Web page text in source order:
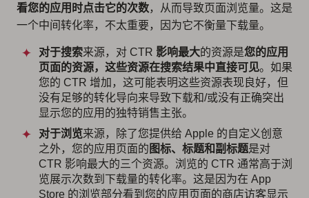
看您的应用时点击它的次数，从而导致页面浏览量。这是
一个中间转化率，不太重要，因为它不衡量下载量。
对于搜索来源，对 CTR 影响最大的资源是您的应用
页面的资源，这些资源在搜索结果中直接可见。如果
您的 CTR 增加，这可能表明这些资源表现良好，但
没有足够的转化导向来导致下载和/或没有正确突出
显示您的应用的独特销售主张。
对于浏览来源，除了您提供给 Apple 的自定义创意
之外，您的应用页面的 图标、标题和副标题是对
CTR 影响最大的三个资源。浏览的 CTR 通常高于浏
览展示次数到下载量的转化率。这是因为在 App
Store 的浏览部分看到您的应用页面的商店访客显示